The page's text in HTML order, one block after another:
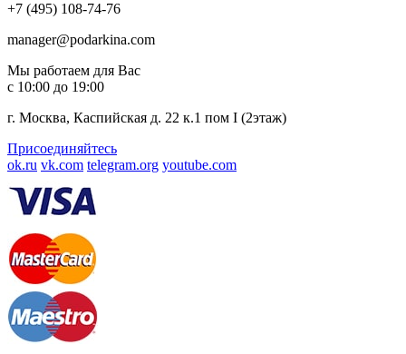
+7 (495) 108-74-76
manager@podarkina.com
Мы работаем для Вас
с 10:00 до 19:00
г. Москва, Каспийская д. 22 к.1 пом I (2этаж)
Присоединяйтесь
ok.ru vk.com telegram.org youtube.com